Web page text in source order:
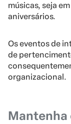
músicas, seja
aniversários.
Os eventos de
de
organizacional.
Mantenha